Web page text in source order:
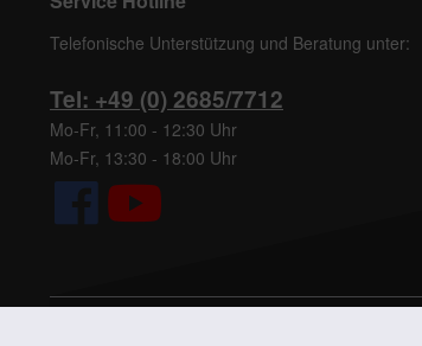
Telefonische Unterstützung und Beratung unter:
Tel: +49 (0) 2685/7712
Mo-Fr, 11:00 - 12:30 Uhr
Mo-Fr, 13:30 - 18:00 Uhr